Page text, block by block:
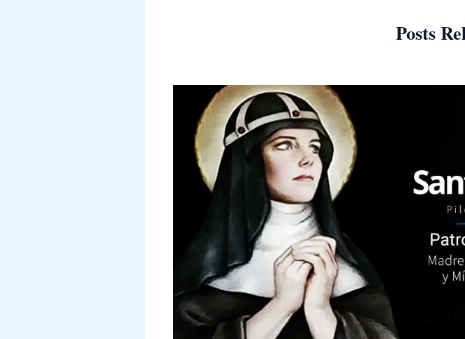
Posts